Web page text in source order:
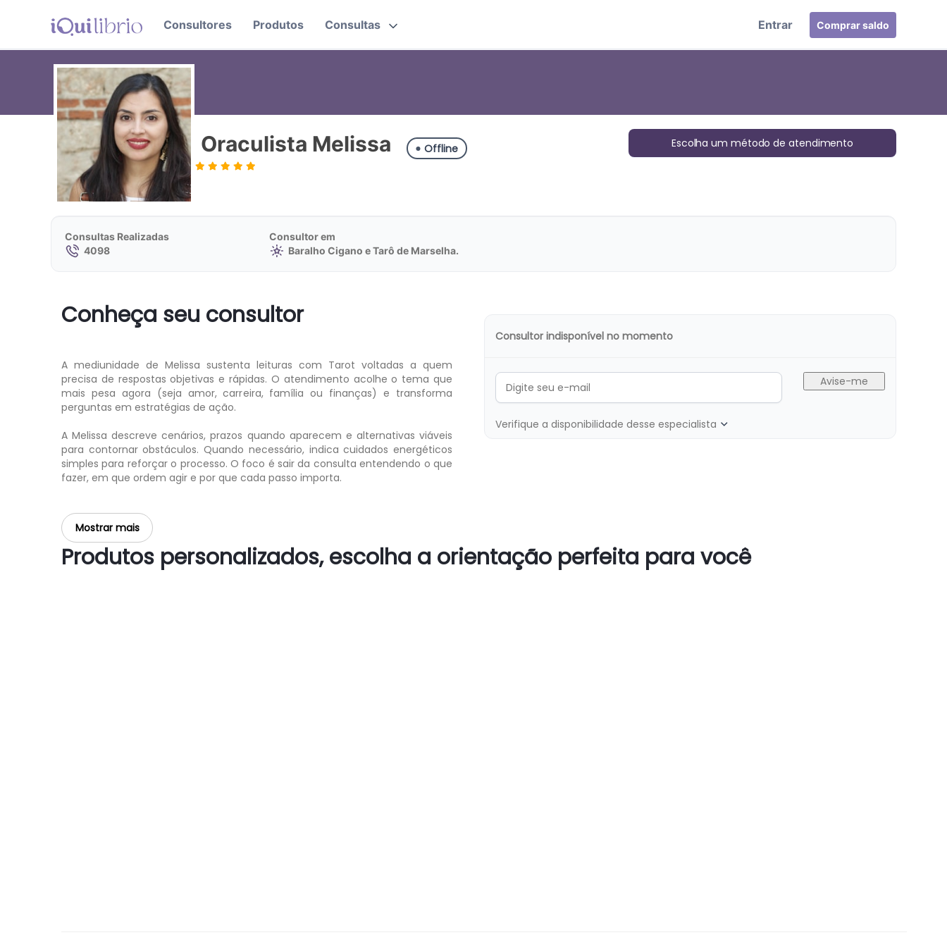
Consultores Produtos Consultas Entrar Comprar saldo
Oraculista Melissa Offline Escolha um método de atendimento
Consultas Realizadas
4098
Consultor em
Baralho Cigano e Tarô de Marselha.
Conheça seu consultor
A mediunidade de Melissa sustenta leituras com Tarot voltadas a quem
precisa de respostas objetivas e rápidas. O atendimento acolhe o tema que
mais pesa agora (seja amor, carreira, família ou finanças) e transforma
perguntas em estratégias de ação.
A Melissa descreve cenários, prazos quando aparecem e alternativas viáveis
para contornar obstáculos. Quando necessário, indica cuidados energéticos
simples para reforçar o processo. O foco é sair da consulta entendendo o que
fazer, em que ordem agir e por que cada passo importa.
Mostrar mais
Consultor indisponível no momento
Verifique a disponibilidade desse especialista
Produtos personalizados, escolha a orientação perfeita para você